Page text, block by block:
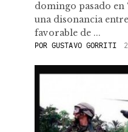
domingo pasado en
una disonancia
favorable de ...
POR GUSTAVO GORRITI